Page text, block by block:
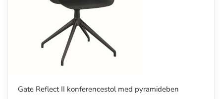
Gate Reflect II konferencestol med pyramideben